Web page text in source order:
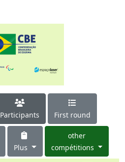
Participants First round
Plus
other
compétitions